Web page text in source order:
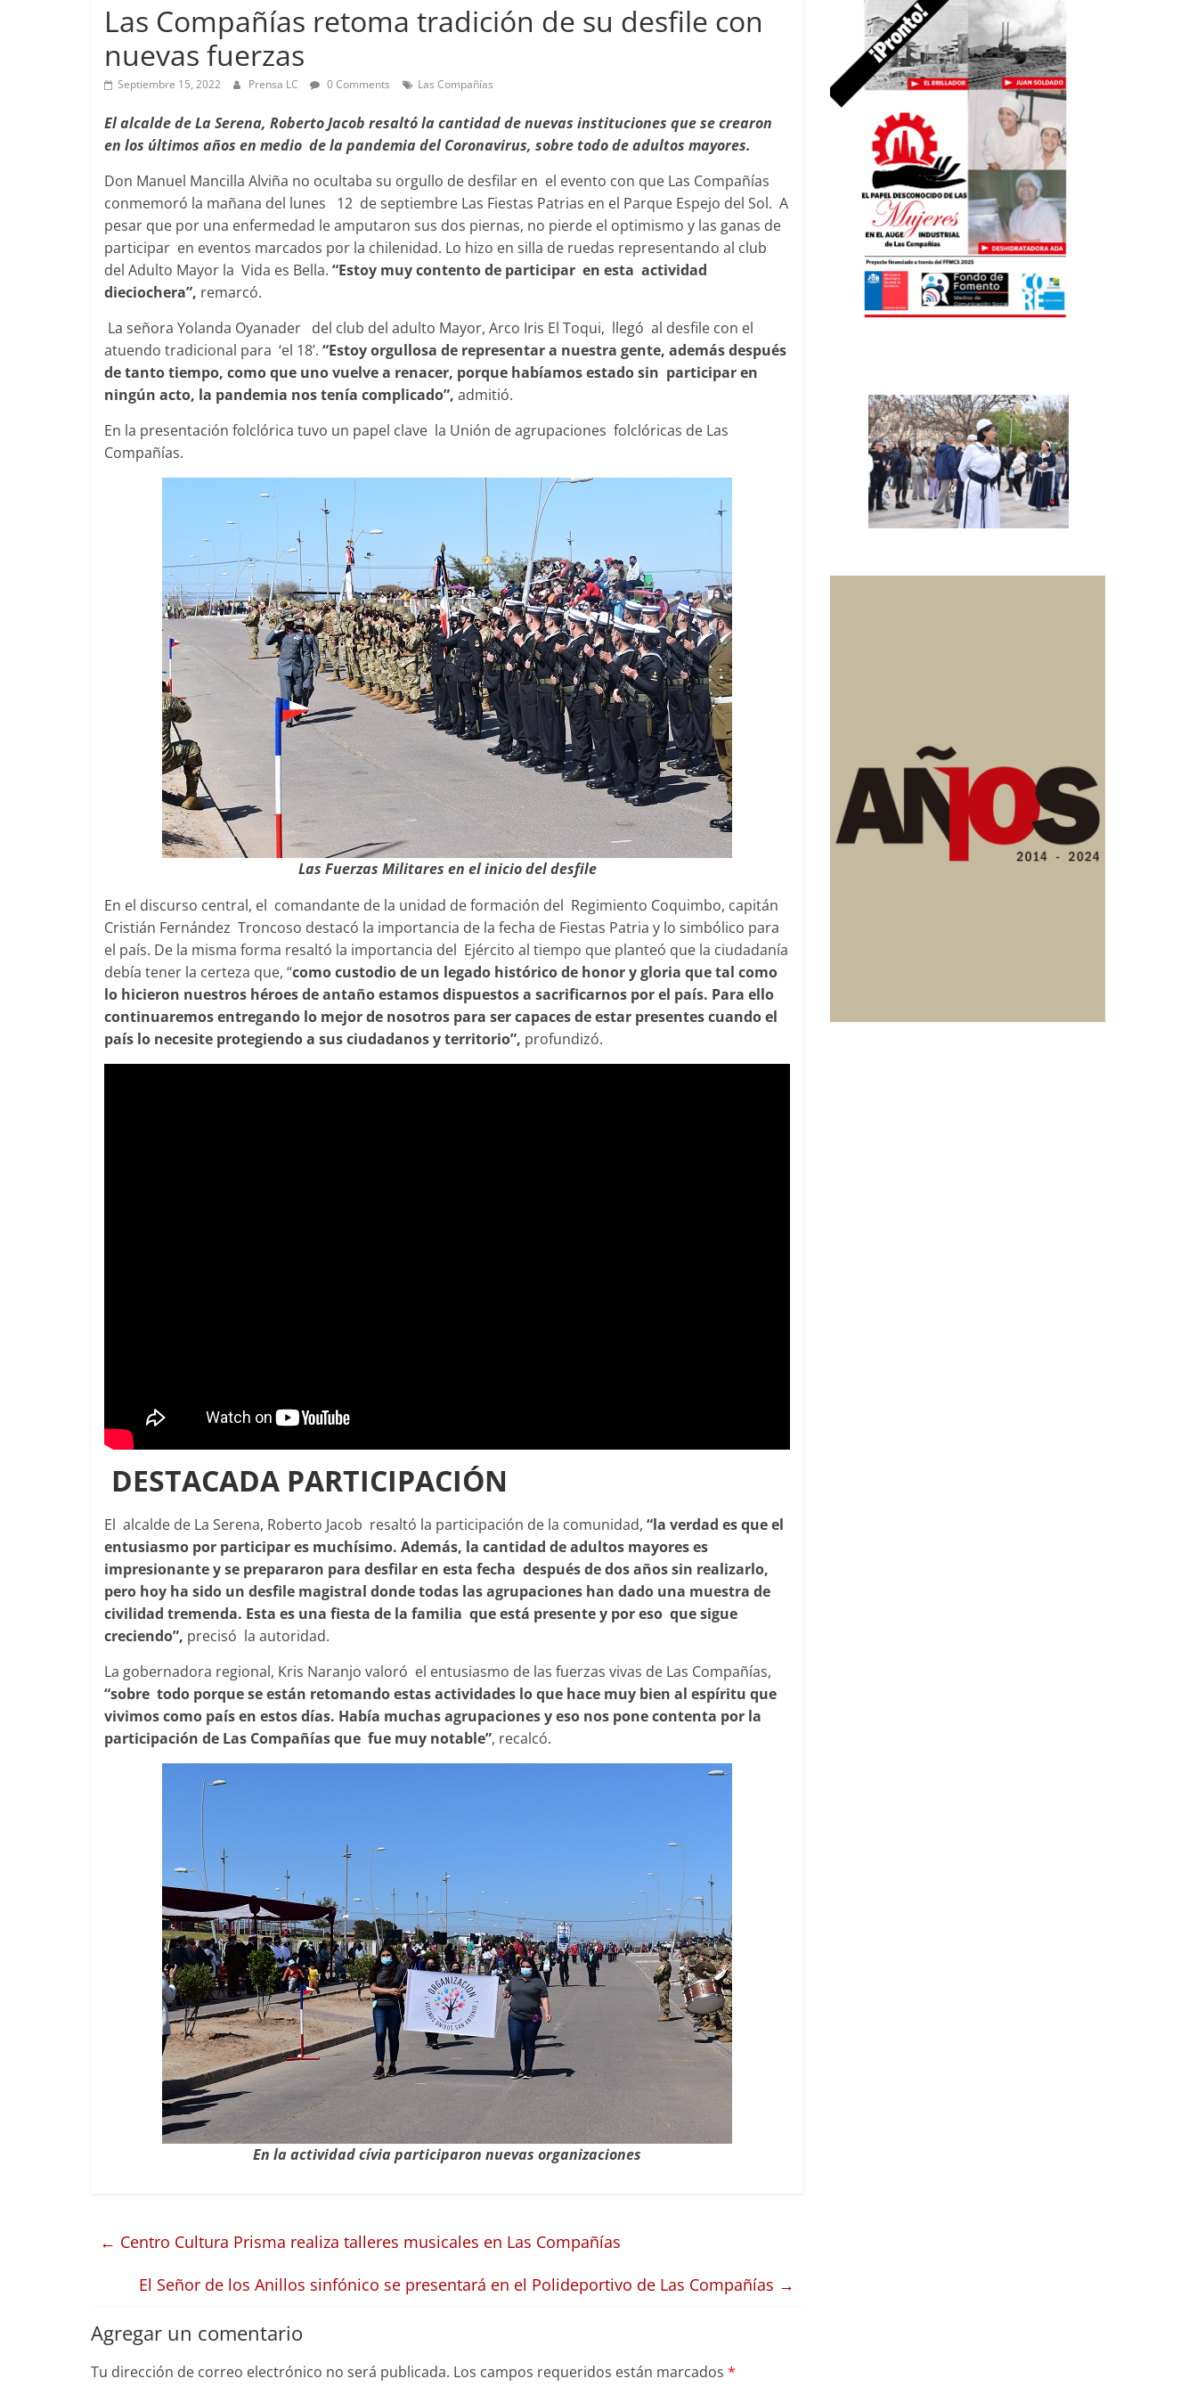
Las Compañías retoma tradición de su desfile con
nuevas fuerzas
Septiembre 15, 2022 Prensa LC 0 Comments Las Compañías
El alcalde de La Serena, Roberto Jacob resaltó la cantidad de nuevas instituciones que se crearon
en los últimos años en medio de la pandemia del Coronavirus, sobre todo de adultos mayores.
Don Manuel Mancilla Alviña no ocultaba su orgullo de desfilar en el evento con que Las Compañías
conmemoró la mañana del lunes 12 de septiembre Las Fiestas Patrias en el Parque Espejo del Sol. A
pesar que por una enfermedad le amputaron sus dos piernas, no pierde el optimismo y las ganas de
participar en eventos marcados por la chilenidad. Lo hizo en silla de ruedas representando al club
del Adulto Mayor la Vida es Bella. “Estoy muy contento de participar en esta actividad
dieciochera”, remarcó.
La señora Yolanda Oyanader del club del adulto Mayor, Arco Iris El Toqui, llegó al desfile con el
atuendo tradicional para ‘el 18’. “Estoy orgullosa de representar a nuestra gente, además después
de tanto tiempo, como que uno vuelve a renacer, porque habíamos estado sin participar en
ningún acto, la pandemia nos tenía complicado”, admitió.
En la presentación folclórica tuvo un papel clave la Unión de agrupaciones folclóricas de Las
Compañías.
Las Fuerzas Militares en el inicio del desfile
En el discurso central, el comandante de la unidad de formación del Regimiento Coquimbo, capitán
Cristián Fernández Troncoso destacó la importancia de la fecha de Fiestas Patria y lo simbólico para
el país. De la misma forma resaltó la importancia del Ejército al tiempo que planteó que la ciudadanía
debía tener la certeza que, “como custodio de un legado histórico de honor y gloria que tal como
lo hicieron nuestros héroes de antaño estamos dispuestos a sacrificarnos por el país. Para ello
continuaremos entregando lo mejor de nosotros para ser capaces de estar presentes cuando el
país lo necesite protegiendo a sus ciudadanos y territorio”, profundizó.
DESTACADA PARTICIPACIÓN
El alcalde de La Serena, Roberto Jacob resaltó la participación de la comunidad, “la verdad es que el
entusiasmo por participar es muchísimo. Además, la cantidad de adultos mayores es
impresionante y se prepararon para desfilar en esta fecha después de dos años sin realizarlo,
pero hoy ha sido un desfile magistral donde todas las agrupaciones han dado una muestra de
civilidad tremenda. Esta es una fiesta de la familia que está presente y por eso que sigue
creciendo”, precisó la autoridad.
La gobernadora regional, Kris Naranjo valoró el entusiasmo de las fuerzas vivas de Las Compañías,
“sobre todo porque se están retomando estas actividades lo que hace muy bien al espíritu que
vivimos como país en estos días. Había muchas agrupaciones y eso nos pone contenta por la
participación de Las Compañías que fue muy notable”, recalcó.
En la actividad cívia participaron nuevas organizaciones
← Centro Cultura Prisma realiza talleres musicales en Las Compañías
El Señor de los Anillos sinfónico se presentará en el Polideportivo de Las Compañías →
Agregar un comentario
Tu dirección de correo electrónico no será publicada. Los campos requeridos están marcados *
Foco Vecinal
Abril 26, 2019 Prensa LC 0